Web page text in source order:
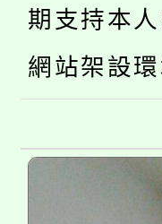
車」
桃園
生本
公告
代理
公告
代理(
轉知
《
期支持本
網站架設環